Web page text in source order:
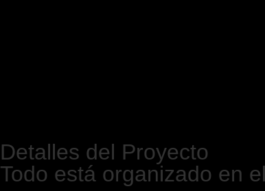
Detalles del Proyecto
Todo está organizado en